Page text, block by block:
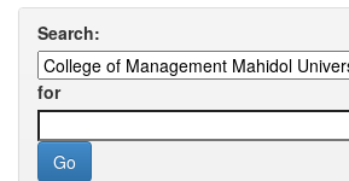
Search:
for